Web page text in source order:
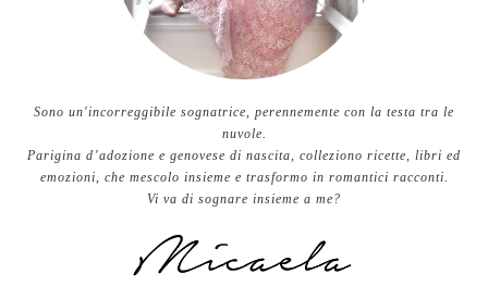
Sono un'incorreggibile sognatrice, perennemente con la testa tra le
nuvole.
Parigina d’adozione e genovese di nascita, colleziono ricette, libri ed
emozioni, che mescolo insieme e trasformo in romantici racconti.
Vi va di sognare insieme a me?